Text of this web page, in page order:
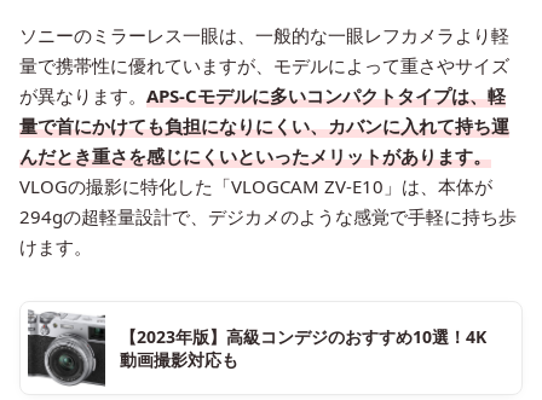
ソニーのミラーレス一眼は、一般的な一眼レフカメラより軽
量で携帯性に優れていますが、モデルによって重さやサイズ
が異なります。 APS-Cモデルに多いコンパクトタイプは、軽
量で首にかけても負担になりにくい、カバンに入れて持ち運
んだとき重さを感じにくいといったメリットがあります。
VLOGの撮影に特化した「VLOGCAM ZV-E10」は、本体が
294gの超軽量設計で、デジカメのような感覚で手軽に持ち歩
けます。
【2023年版】高級コンデジのおすすめ10選！4K
動画撮影対応も